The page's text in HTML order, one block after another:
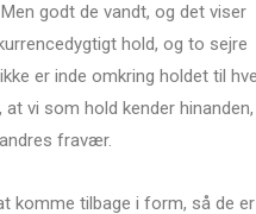
godt de vandt, og det viser
hold, og to sejre
er inde omkring holdet til
vi som hold kender hinanden,
fravær.
komme tilbage i form, så de er